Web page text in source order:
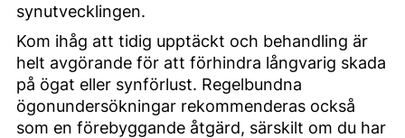
synutvecklingen.
Kom ihåg att tidig upptäckt och behandling är
helt avgörande för att förhindra långvarig skada
på ögat eller synförlust. Regelbundna
ögonundersökningar rekommenderas också
som en förebyggande åtgärd, särskilt om du har